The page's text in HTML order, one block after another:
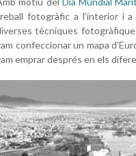
fotogràfic a l’interior i a
tècniques
confeccionar un mapa
emprar després en els